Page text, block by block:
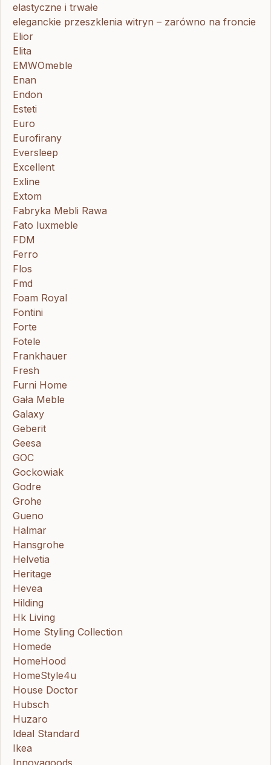
elastyczne i trwałe
eleganckie przeszklenia witryn – zarówno na froncie
Elior
Elita
EMWOmeble
Enan
Endon
Esteti
Euro
Eurofirany
Eversleep
Excellent
Exline
Extom
Fabryka Mebli Rawa
Fato luxmeble
FDM
Ferro
Flos
Fmd
Foam Royal
Fontini
Forte
Fotele
Frankhauer
Fresh
Furni Home
Gała Meble
Galaxy
Geberit
Geesa
GOC
Gockowiak
Godre
Grohe
Gueno
Halmar
Hansgrohe
Helvetia
Heritage
Hevea
Hilding
Hk Living
Home Styling Collection
Homede
HomeHood
HomeStyle4u
House Doctor
Hubsch
Huzaro
Ideal Standard
Ikea
Innovagoods